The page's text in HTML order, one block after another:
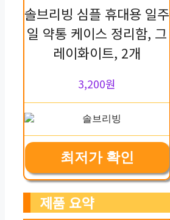
솔브리빙 심플 휴대용 일주
일 약통 케이스 정리함, 그
레이화이트, 2개
3,200원
최저가 확인
제품 요약